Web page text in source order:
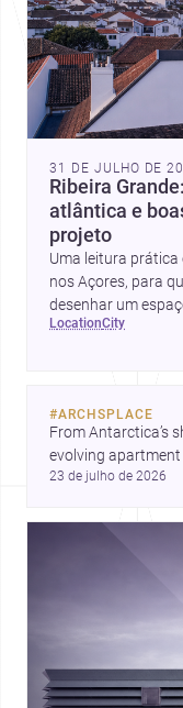
31 DE JULHO DE
Ribeira
atlântica e
projeto
Uma leitura prática
nos Açores, para
desenhar um
location city
#ARCHSPLACE
From Antarctica’s
evolving
Amman, these
23 de julho de 2026